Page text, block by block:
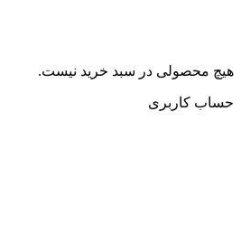
هیچ محصولی در سبد خرید نیست.
حساب کاربری